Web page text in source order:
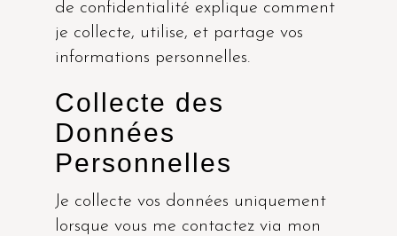
de confidentialité explique comment
je collecte, utilise, et partage vos
informations personnelles.
Collecte des
Données
Personnelles
Je collecte vos données uniquement
lorsque vous me contactez via mon